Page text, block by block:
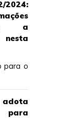
2024:
a
para o
para